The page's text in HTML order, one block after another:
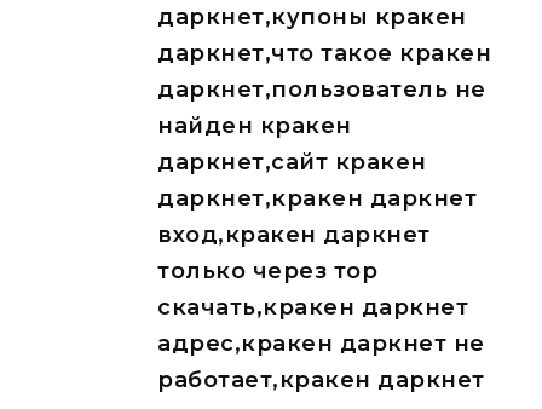
даркнет,купоны кракен
даркнет,что такое кракен
даркнет,пользователь не
найден кракен
даркнет,сайт кракен
даркнет,кракен даркнет
вход,кракен даркнет
только через тор
скачать,кракен даркнет
адрес,кракен даркнет не
работает,кракен даркнет